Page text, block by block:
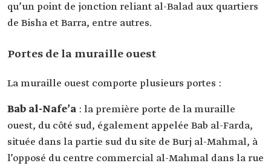
qu’un point de jonction reliant al-Balad aux quartiers
de Bisha et Barra, entre autres.
Portes de la muraille ouest
La muraille ouest comporte plusieurs portes :
Bab al-Nafe’a : la première porte de la muraille
ouest, du côté sud, également appelée Bab al-Farda,
située dans la partie sud du site de Burj al-Mahmal, à
l’opposé du centre commercial al-Mahmal dans la rue